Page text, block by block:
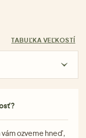
TABUĽKA VEĽKOSTÍ
vám ozveme hneď,